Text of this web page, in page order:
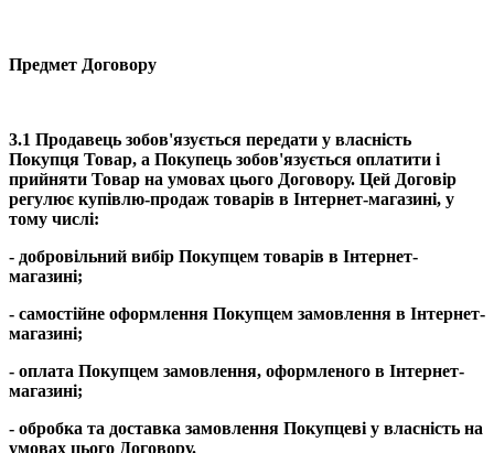
Предмет Договору
3.1 Продавець зобов'язується передати у власність
Покупця Товар, а Покупець зобов'язується оплатити і
прийняти Товар на умовах цього Договору. Цей Договір
регулює купівлю-продаж товарів в Інтернет-магазині, у
тому числі:
- добровільний вибір Покупцем товарів в Інтернет-
магазині;
- самостійне оформлення Покупцем замовлення в Інтернет-
магазині;
- оплата Покупцем замовлення, оформленого в Інтернет-
магазині;
- обробка та доставка замовлення Покупцеві у власність на
умовах цього Договору.